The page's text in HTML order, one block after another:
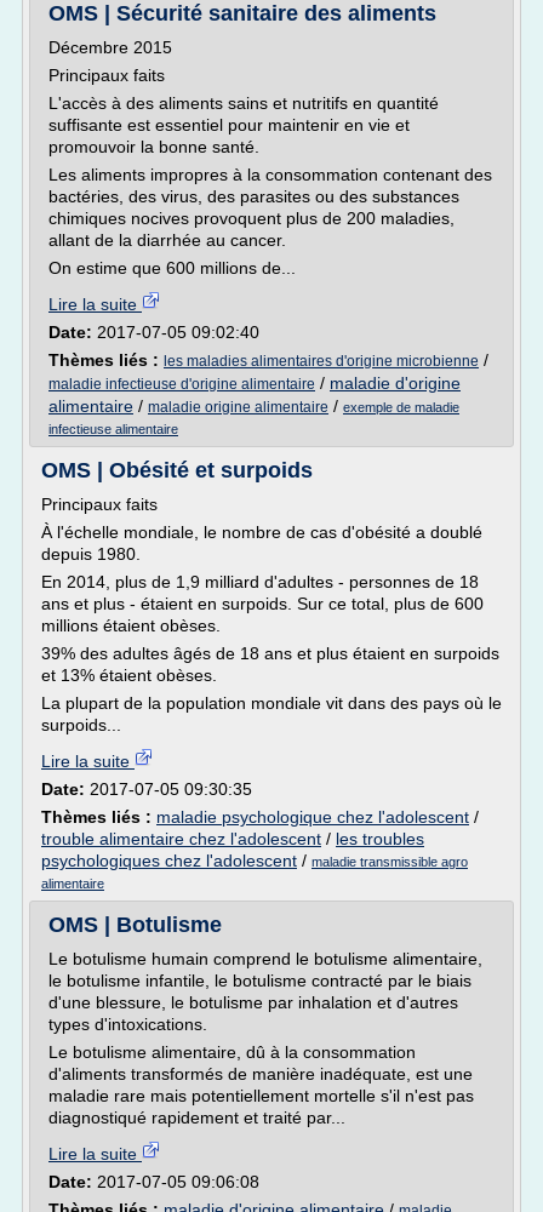
OMS | Sécurité sanitaire des aliments
Décembre 2015
Principaux faits
L'accès à des aliments sains et nutritifs en quantité
suffisante est essentiel pour maintenir en vie et
promouvoir la bonne santé.
Les aliments impropres à la consommation contenant des
bactéries, des virus, des parasites ou des substances
chimiques nocives provoquent plus de 200 maladies,
allant de la diarrhée au cancer.
On estime que 600 millions de...
Lire la suite
Date: 2017-07-05 09:02:40
Thèmes liés : les maladies alimentaires d'origine microbienne /
maladie infectieuse d'origine alimentaire / maladie d'origine
alimentaire / maladie origine alimentaire / exemple de maladie
infectieuse alimentaire
OMS | Obésité et surpoids
Principaux faits
À l'échelle mondiale, le nombre de cas d'obésité a doublé
depuis 1980.
En 2014, plus de 1,9 milliard d'adultes - personnes de 18
ans et plus - étaient en surpoids. Sur ce total, plus de 600
millions étaient obèses.
39% des adultes âgés de 18 ans et plus étaient en surpoids
et 13% étaient obèses.
La plupart de la population mondiale vit dans des pays où le
surpoids...
Lire la suite
Date: 2017-07-05 09:30:35
Thèmes liés : maladie psychologique chez l'adolescent /
trouble alimentaire chez l'adolescent / les troubles
psychologiques chez l'adolescent / maladie transmissible agro
alimentaire
OMS | Botulisme
Le botulisme humain comprend le botulisme alimentaire,
le botulisme infantile, le botulisme contracté par le biais
d'une blessure, le botulisme par inhalation et d'autres
types d'intoxications.
Le botulisme alimentaire, dû à la consommation
d'aliments transformés de manière inadéquate, est une
maladie rare mais potentiellement mortelle s'il n'est pas
diagnostiqué rapidement et traité par...
Lire la suite
Date: 2017-07-05 09:06:08